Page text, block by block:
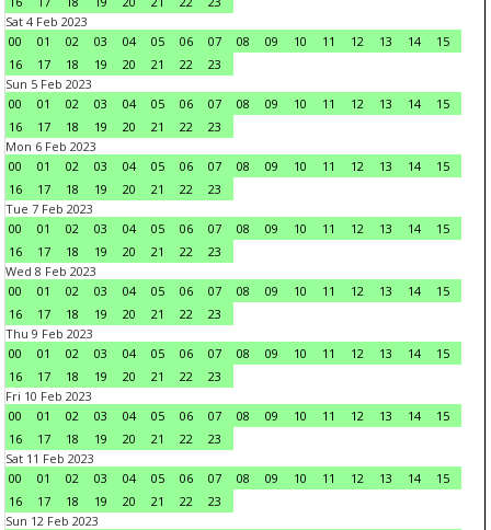
Sat 4 Feb 2023
00
01 02 03 04 05 06 07 08 09 10 11 12 13 14
15
16
17 18 19 20 21 22
23
Sun 5 Feb 2023
00
01 02 03 04 05 06 07 08 09 10 11 12 13 14
15
16
17 18 19 20 21 22
23
Mon 6 Feb 2023
00
01 02 03 04 05 06 07 08 09 10 11 12 13 14
15
16
17 18 19 20 21 22
23
Tue 7 Feb 2023
00
01 02 03 04 05 06 07 08 09 10 11 12 13 14
15
16
17 18 19 20 21 22
23
Wed 8 Feb 2023
00
01 02 03 04 05 06 07 08 09 10 11 12 13 14
15
16
17 18 19 20 21 22
23
Thu 9 Feb 2023
00
01 02 03 04 05 06 07 08 09 10 11 12 13 14
15
16
17 18 19 20 21 22
23
Fri 10 Feb 2023
00
01 02 03 04 05 06 07 08 09 10 11 12 13 14
15
16
17 18 19 20 21 22
23
Sat 11 Feb 2023
00
01 02 03 04 05 06 07 08 09 10 11 12 13 14
15
16
17 18 19 20 21 22
23
Sun 12 Feb 2023